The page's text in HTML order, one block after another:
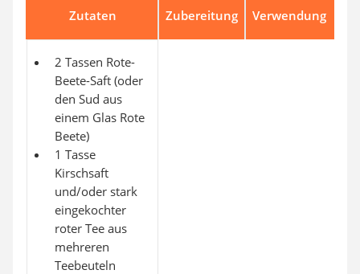
Zutaten Zubereitung Verwendung
2 Tassen Rote-
Beete-Saft (oder
den Sud aus
einem Glas Rote
Beete)
1 Tasse
Kirschsaft
und/oder stark
eingekochter
roter Tee aus
mehreren
Teebeuteln